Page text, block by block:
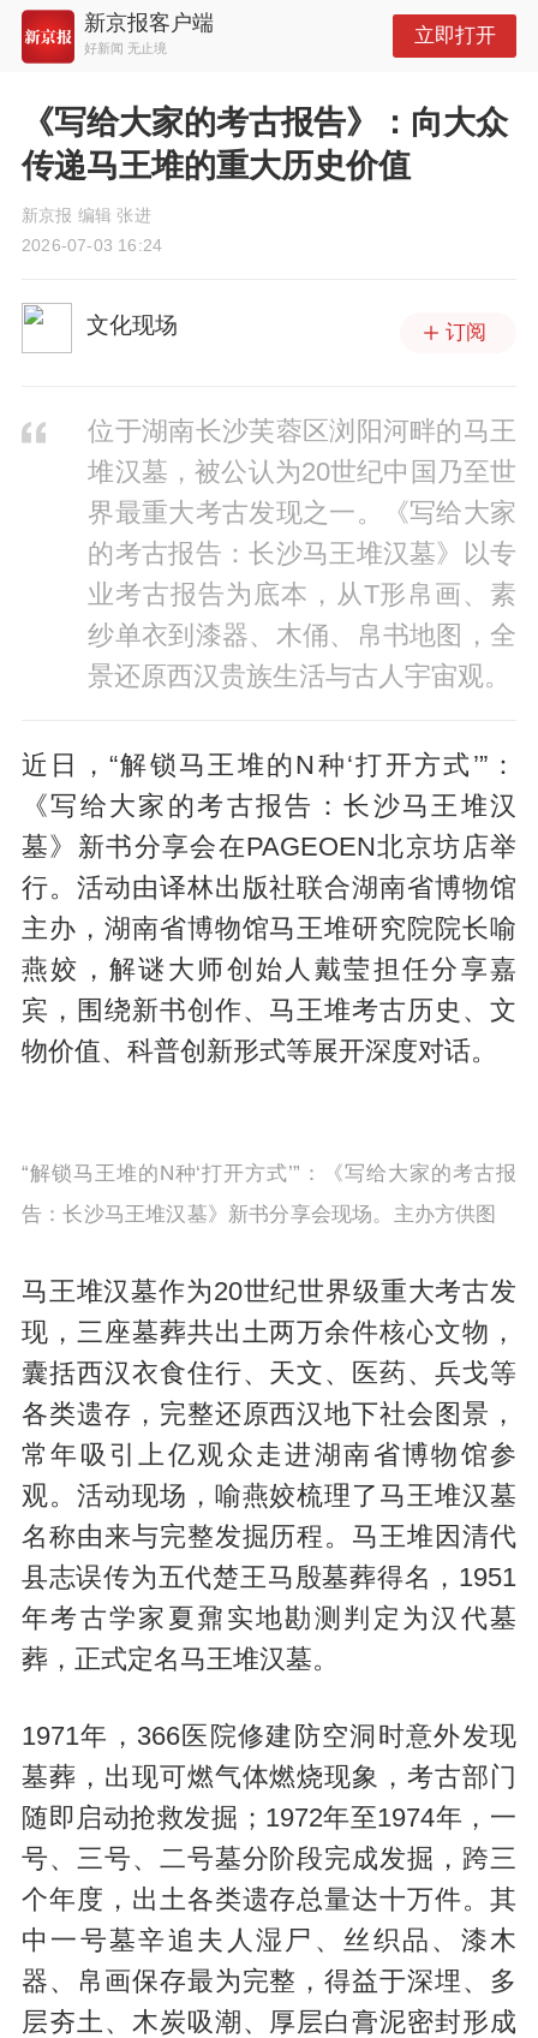
新京报客户端
好新闻 无止境
立即打开
《写给大家的考古报告》：向大众
传递马王堆的重大历史价值
新京报 编辑 张进
2026-07-03 16:24
文化现场 订阅
位于湖南长沙芙蓉区浏阳河畔的马王
堆汉墓，被公认为20世纪中国乃至世
界最重大考古发现之一。《写给大家
的考古报告：长沙马王堆汉墓》以专
业考古报告为底本，从T形帛画、素
纱单衣到漆器、木俑、帛书地图，全
景还原西汉贵族生活与古人宇宙观。
近日，“解锁马王堆的N种‘打开方式’”：
《写给大家的考古报告：长沙马王堆汉
墓》新书分享会在PAGEOEN北京坊店举
行。活动由译林出版社联合湖南省博物馆
主办，湖南省博物馆马王堆研究院院长喻
燕姣，解谜大师创始人戴莹担任分享嘉
宾，围绕新书创作、马王堆考古历史、文
物价值、科普创新形式等展开深度对话。
“解锁马王堆的N种‘打开方式’”：《写给大家的考古报
告：长沙马王堆汉墓》新书分享会现场。主办方供图
马王堆汉墓作为20世纪世界级重大考古发
现，三座墓葬共出土两万余件核心文物，
囊括西汉衣食住行、天文、医药、兵戈等
各类遗存，完整还原西汉地下社会图景，
常年吸引上亿观众走进湖南省博物馆参
观。活动现场，喻燕姣梳理了马王堆汉墓
名称由来与完整发掘历程。马王堆因清代
县志误传为五代楚王马殷墓葬得名，1951
年考古学家夏鼐实地勘测判定为汉代墓
葬，正式定名马王堆汉墓。
1971年，366医院修建防空洞时意外发现
墓葬，出现可燃气体燃烧现象，考古部门
随即启动抢救发掘；1972年至1974年，一
号、三号、二号墓分阶段完成发掘，跨三
个年度，出土各类遗存总量达十万件。其
中一号墓辛追夫人湿尸、丝织品、漆木
器、帛画保存最为完整，得益于深埋、多
层夯土、木炭吸潮、厚层白膏泥密封形成